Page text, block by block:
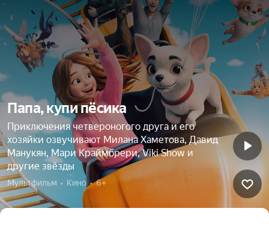
Папа, купи пёсика
Приключения четвероногого друга и его
хозяйки озвучивают Милана Хаметова, Давид
Манукян, Мари Краймбрери, Viki Show и
другие звёзды
Мультфильм  •  Кино  •  6+